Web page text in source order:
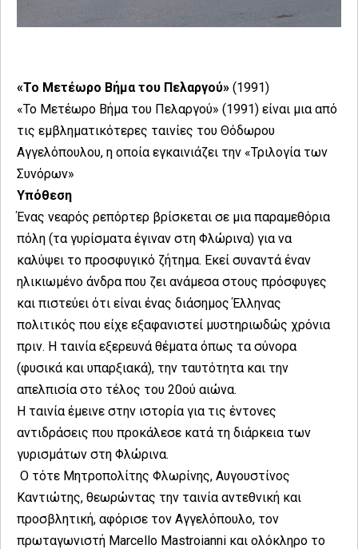
«Το Μετέωρο Βήμα του Πελαργού» (1991)
«Το Μετέωρο Βήμα του Πελαργού» (1991) είναι μια από
τις εμβληματικότερες ταινίες του Θόδωρου
Αγγελόπουλου, η οποία εγκαινιάζει την «Τριλογία των
Συνόρων»
Υπόθεση
Ένας νεαρός ρεπόρτερ βρίσκεται σε μια παραμεθόρια
πόλη (τα γυρίσματα έγιναν στη Φλώρινα) για να
καλύψει το προσφυγικό ζήτημα. Εκεί συναντά έναν
ηλικιωμένο άνδρα που ζει ανάμεσα στους πρόσφυγες
και πιστεύει ότι είναι ένας διάσημος Έλληνας
πολιτικός που είχε εξαφανιστεί μυστηριωδώς χρόνια
πριν. Η ταινία εξερευνά θέματα όπως τα σύνορα
(φυσικά και υπαρξιακά), την ταυτότητα και την
απελπισία στο τέλος του 20ού αιώνα.
Η ταινία έμεινε στην ιστορία για τις έντονες
αντιδράσεις που προκάλεσε κατά τη διάρκεια των
γυρισμάτων στη Φλώρινα.
Ο τότε Μητροπολίτης Φλωρίνης, Αυγουστίνος
Καντιώτης, θεωρώντας την ταινία αντεθνική και
προσβλητική, αφόρισε τον Αγγελόπουλο, τον
πρωταγωνιστή Marcello Mastroianni και ολόκληρο το